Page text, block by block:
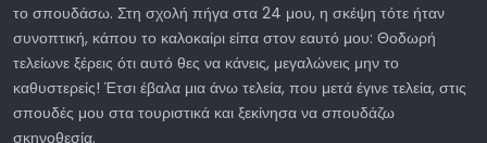
το σπουδάσω. Στη σχολή πήγα στα 24 μου, η σκέψη τότε ήταν
συνοπτική, κάπου το καλοκαίρι είπα στον εαυτό μου: Θοδωρή
τελείωνε ξέρεις ότι αυτό θες να κάνεις, μεγαλώνεις μην το
καθυστερείς! Έτσι έβαλα μια άνω τελεία, που μετά έγινε τελεία, στις
σπουδές μου στα τουριστικά και ξεκίνησα να σπουδάζω
σκηνοθεσία.